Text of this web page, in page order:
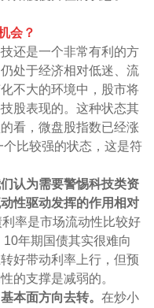
会？
还是一个非常有利的方
处于经济相对低迷、流
不大的环境中，股市将
股表现的。这种状态其
看，微盘股指数已经涨
比较强的状态，这是符
认为需要警惕科技类资
性驱动发挥的作用相对
率是市场流动性比较好
年期国债其实很难向
好带动利率上行，但预
的支撑是减弱的。
本面方向去转。在炒小